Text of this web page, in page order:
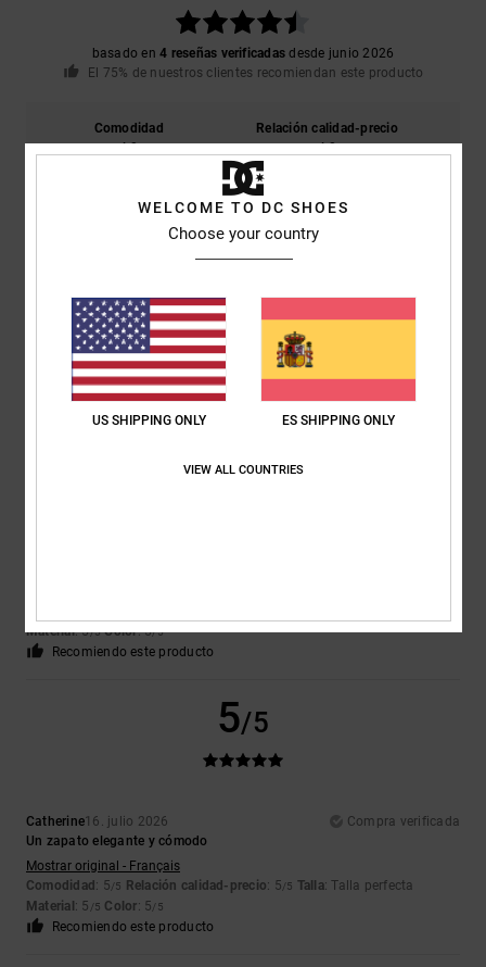
basado en4 reseñas verificadas desde junio 2026
El 75% de nuestros clientes recomiendan este producto
Comodidad
4.8
Relación calidad-precio
4.8
Talla
Material
Material: 5/5 Color: 5/5
Recomiendo este producto
5/5
Catherine16. julio 2026
Compra verificada
Un zapato elegante y cómodo
Mostrar original - Français
Comodidad : 5/5 Relación calidad-precio: 5/5 Talla: Talla perfecta
Material : 5 /5 Color: 5/5
Recomiendo este producto
WELCOME TO DC SHOES
Choose your country
US SHIPPING ONLY ES SHIPPING ONLY
VIEW ALL COUNTRIES